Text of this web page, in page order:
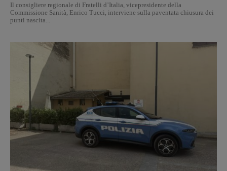
Il consigliere regionale di Fratelli d’Italia, vicepresidente della
Commissione Sanità, Enrico Tucci, interviene sulla paventata chiusura dei
punti nascita...